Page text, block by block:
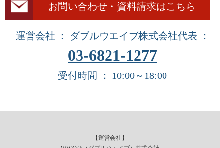
お問い合わせ・資料請求はこちら
運営会社 ： ダブルウエイブ株式会社代表 ：
03-6821-1277
受付時間 ： 10:00～18:00
【運営会社】